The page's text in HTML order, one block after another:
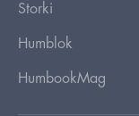
Storki
Humblok
HumbookMag